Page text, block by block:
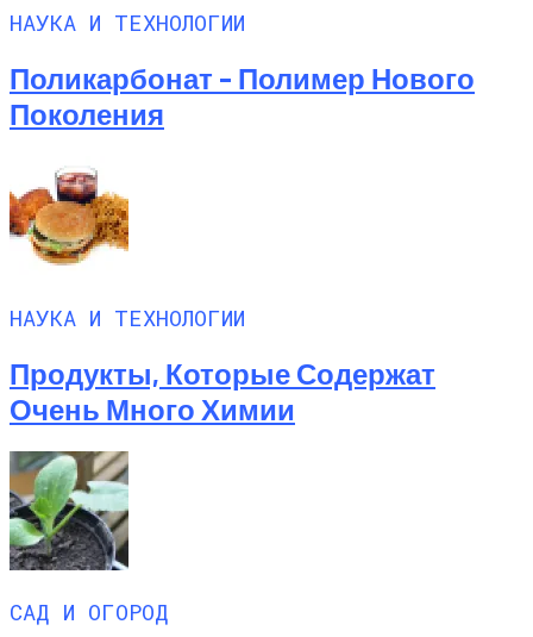
НАУКА И ТЕХНОЛОГИИ
Поликарбонат – Полимер Нового
Поколения
НАУКА И ТЕХНОЛОГИИ
Продукты, Которые Содержат
Очень Много Химии
САД И ОГОРОД